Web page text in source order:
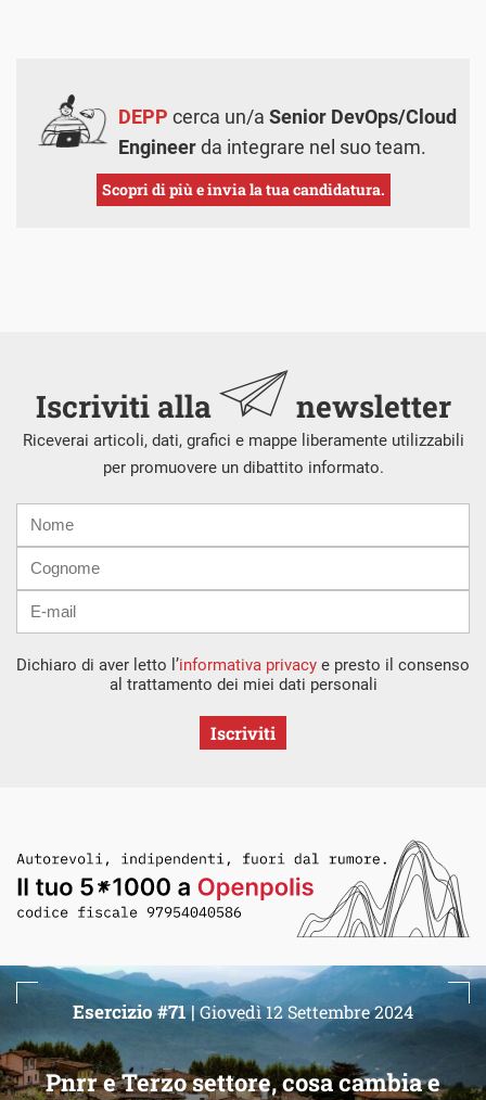
DEPP cerca un/a Senior DevOps/Cloud
Engineerda integrare nel suo team.
Scopri di più e invia la tua candidatura.
Iscriviti alla newsletter
Riceverai articoli, dati, grafici e mappe liberamente utilizzabili
per promuovere un dibattito informato.
mail
Dichiaro di aver letto l’informativa privacy e presto il consenso
al trattamento dei miei dati personali
Iscriviti
Pnrr e Terzo settore, cosa cambia e
Esercizio #71 |Giovedì 12 Settembre 2024